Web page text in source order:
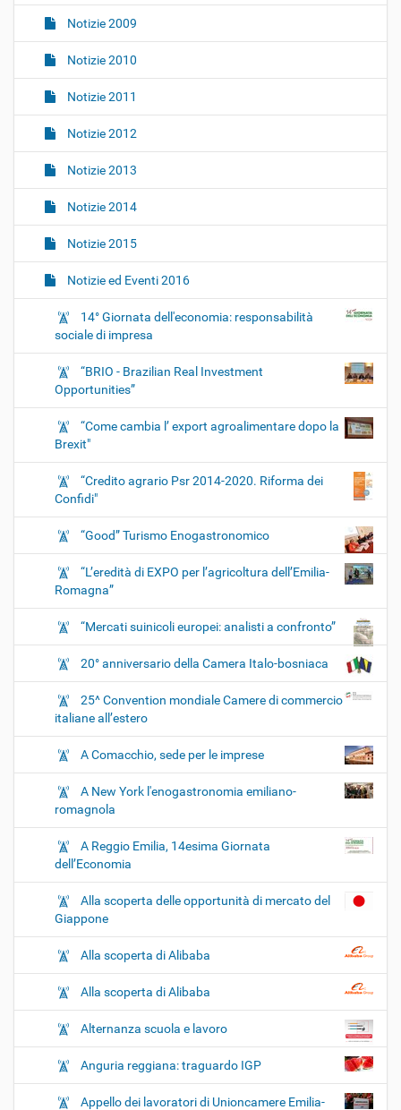
Notizie 2009
Notizie 2010
Notizie 2011
Notizie 2012
Notizie 2013
Notizie 2014
Notizie 2015
Notizie ed Eventi 2016
14° Giornata dell'economia: responsabilità
sociale di impresa
“BRIO - Brazilian Real Investment
Opportunities”
“Come cambia l’ export agroalimentare dopo la
Brexit"
“Credito agrario Psr 2014-2020. Riforma dei
Confidi"
“Good” Turismo Enogastronomico
“L’eredità di EXPO per l’agricoltura dell’Emilia-
Romagna”
“Mercati suinicoli europei: analisti a confronto”
20° anniversario della Camera Italo-bosniaca
25^ Convention mondiale Camere di commercio
italiane all’estero
A Comacchio, sede per le imprese
A New York l'enogastronomia emiliano-
romagnola
A Reggio Emilia, 14esima Giornata
dell’Economia
Alla scoperta delle opportunità di mercato del
Giappone
Alla scoperta di Alibaba
Alla scoperta di Alibaba
Alternanza scuola e lavoro
Anguria reggiana: traguardo IGP
Appello dei lavoratori di Unioncamere Emilia-